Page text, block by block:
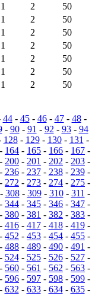
1 2
50
1 2
50
1 2
50
1 2
50
1 2
50
1 2
50
1 2 50
44- 45- 46- 47- 48-
- 90- 91 - 92 - 93- 94
128- 129- 130- 131 -
- 164 - 165 - 166 - 167 -
- 200 - 201 - 202 - 203 -
236- 237- 238- 239-
- 272 - 273 - 274 - 275 -
308- 309- 310- 311 -
- 344 - 345 - 346 - 347 -
- 380 - 381 - 382 - 383 -
416- 417- 418- 419-
- 452 - 453 - 454 - 455 -
- 488 - 489 - 490 - 491 -
524- 525- 526- 527-
- 560 - 561 - 562 - 563 -
- 596 - 597 - 598 - 599 -
- 632 - 633- 634- 635-